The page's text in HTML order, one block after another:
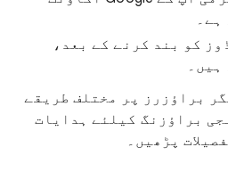
ہے۔
کو بند کرنے کے بعد،
ہیں۔
براؤزرز پر مختلف طریقے
براؤزنگ کیلئے ہدایات
پڑھیں۔